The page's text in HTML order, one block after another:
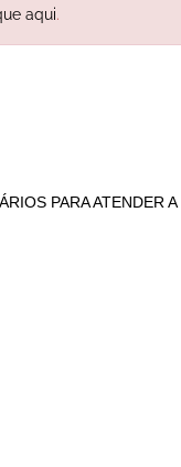
aqui.
PARA ATENDER